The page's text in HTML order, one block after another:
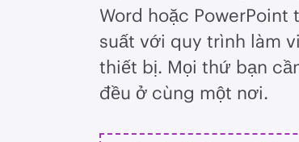
Word hoặc PowerPoint
suất với quy trình làm
thiết bị. Mọi thứ bạn
đều ở cùng một nơi.